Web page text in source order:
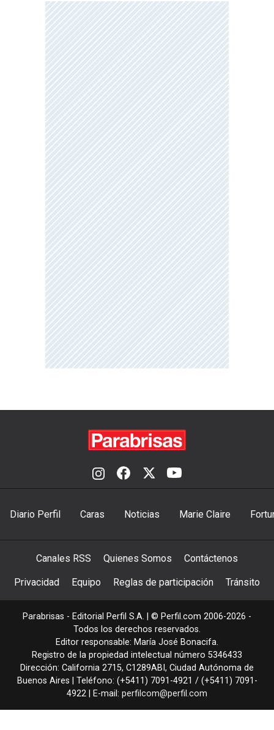
Diario Perfil Caras Noticias Marie Claire
Canales RSS Quienes Somos Contáctenos
Privacidad Equipo Reglas de participación Tránsito
Parabrisas - Editorial Perfil S.A. | © Perfil.com 2006-2026 -
Todos los derechos reservados.
Editor responsable: María José Bonacifa.
Registro de la propiedad intelectual número 5346433
Dirección: California 2715, C1289ABI , Ciudad Autónoma de
Buenos Aires | Teléfono: (+5411) 7091-4921 / (+5411) 7091-
4922 | E-mail: perfilcom@perfil.com